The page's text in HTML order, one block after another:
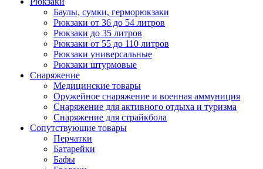
Баулы, сумки, герморюкзаки
Рюкзаки от 36 до 54 литров
Рюкзаки до 35 литров
Рюкзаки от 55 до 110 литров
Рюкзаки универсальные
Рюкзаки штурмовые
Снаряжение
Медицинские товары
Оружейное снаряжение и военная аммуниция
Снаряжение для активного отдыха и туризма
Снаряжение для страйкбола
Сопутствующие товары
Перчатки
Батарейки
Бафы